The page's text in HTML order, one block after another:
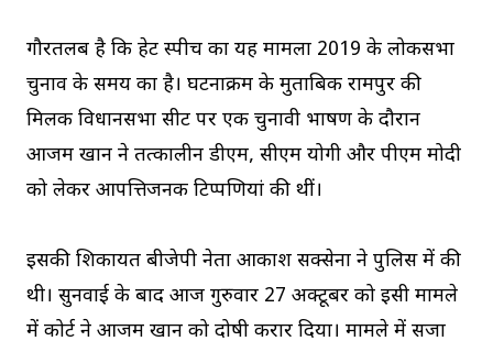
गौरतलब है कि हेट स्पीच का यह मामला 2019 के लोकसभा
चुनाव के समय का है। घटनाक्रम के मुताबिक रामपुर की
मिलक विधानसभा सीट पर एक चुनावी भाषण के दौरान
आजम खान ने तत्कालीन डीएम, सीएम योगी और पीएम मोदी
को लेकर आपत्तिजनक टिप्पणियां की थीं।
इसकी शिकायत बीजेपी नेता आकाश सक्सेना ने पुलिस में की
थी। सुनवाई के बाद आज गुरुवार 27 अक्टूबर को इसी मामले
में कोर्ट ने आजम खान को दोषी करार दिया। मामले में सजा